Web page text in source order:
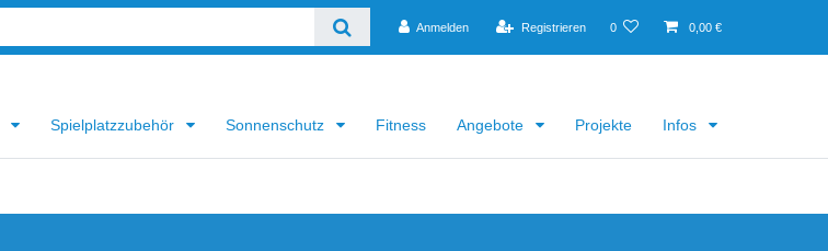
Anmelden Registrieren 0 0,00 €
Spielplatzzubehör Sonnenschutz Fitness Angebote Projekte Infos